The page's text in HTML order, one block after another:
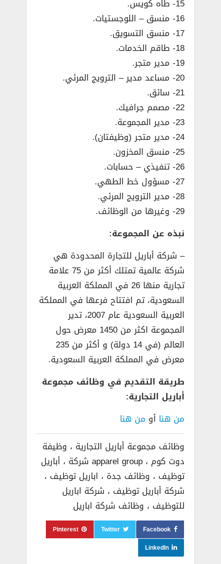
15- طاه كويس.
16- منسق – اللوجستيات.
17- منسق التسويق.
18- طاقم الخدمات.
19- مدير متجر.
20- مساعد مدير – الترويج المرئي.
21- سائق.
22- مصمم جرافيك.
23- مدير المجموعة.
24- مدير متجر (وظيفتان).
25- منسق المخزون.
26- تنفيذي – حسابات.
27- مسؤول خط الطهي.
28- مدير الترويج المرئي.
29- وغيرها من الوظائف.
نبذه عن المجموعة:
– شركة أباريل للتجارة المحدودة هي
شركة عالمية تمتلك أكثر من 75 علامة
تجارية منها 26 في المملكة العربية
السعودية، تم افتتاح فرعها في المملكة
العربية السعودية عام 2007، تدير
المجموعة اكثر من 1450 معرض حول
العالم (في 14 دولة) و أكثر من 235
معرض في المملكة العربية السعودية.
طريقة التقديم في وظائف مجموعة
أباريل التجارية:
من هنا أو من هنا
وظائف مجموعة أباريل التجارية ، وظيفة
دوت كوم ، apparel group شركة ، أباريل
توظيف ، وظائف جدة ، اباريل توظيف ،
شركة أباريل توظيف ، شركة اباريل
للتوظيف ، وظائف شركة اباريل
Facebook
Twitter
Pinterest
LinkedIn